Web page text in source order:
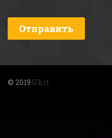
Отправить
© 2019 Ukit